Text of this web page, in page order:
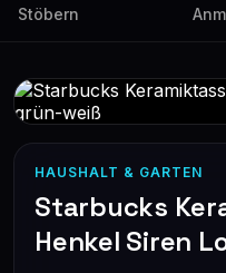
Stöbern
HAUSHALT & GARTEN
Starbucks
Henkel Siren